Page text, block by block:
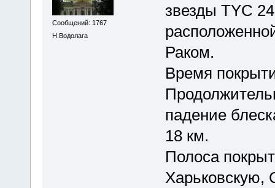
Сообщений: 1767
Н.Водолага
звезды TYC
Раком.
Время
падение
18 км.
Полоса
Харьковскую,